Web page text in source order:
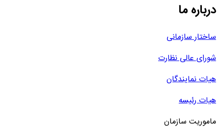
درباره ما
ساختار سازمانی
شورای عالی نظارت
هیات نمایندگان
هیات رئیسه
ماموریت سازمان